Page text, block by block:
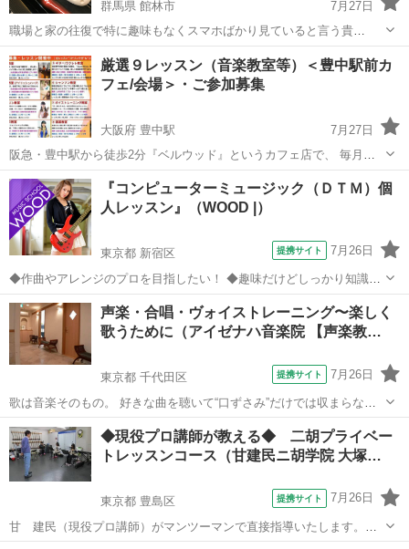
群馬県 館林市
7月27日
職場と家の往復で特に趣味もなくスマホばかり見ていると言う貴
方！！ 腹式呼吸を使うので内蔵機能もUPし健康維持、認知症予防に
も！！ オカリナの音色に癒されながらストレス発散、リフレッシュし
ませんか？ 個人レッスンである程度...
群馬 館林市 その他
厳選９レッスン（音楽教室等）＜豊中駅前カ
フェ/会場＞・ご参加募集
大阪府 豊中駅
7月27日
阪急・豊中駅から徒歩2分『ベルウッド』というカフェ店で、 毎月、
有名講師による「音楽教室」等を開催しております。 全て、年会費や
入会金が不要な一回限りでも参加可能です。 リーズナブルに受講可能
な上、1ドリンク付レッスン...
大阪 豊中市 豊中駅 その他
『コンピューターミュージック（ＤＴＭ）個
人レッスン』（WOOD |）
東京都 新宿区 提携サイト 7月26日
◆作曲やアレンジのプロを目指したい！ ◆趣味だけどしっかり知識を
付けたい! ◆音楽クリエイターに興味がある！ ◆楽器が弾けないけど
コンピューターミュージックならできそう！ ◆カラオケやデモ音源を
作りたい！ ◆ＰＣもソフトもあ...
東京 新宿区 その他
声楽・合唱・ヴォイストレーニング〜楽しく
歌うために（アイゼナハ音楽院 【声楽教…
東京都 千代田区 提携サイト 7月26日
歌は音楽そのもの。 好きな曲を聴いて“口ずさみ”だけでは収まらなく
なった時、皆さんは歌ったり楽器を演奏する衝動に駆られませんか？
もちろん、素敵なアリアや合唱を聴いて歌そのものに魅力を感じたな
らもうすでにあなたは主役の準...
東京 千代田区 その他
◆現役プロ講師が教える◆ 二胡プライベー
トレッスンコース（甘建民ニ胡学院 大塚…
東京都 豊島区 提携サイト 7月26日
甘 建民（現役プロ講師）がマンツーマンで直接指導いたします。ま
た、上達のスピードは格段と違い、自分でも実感できます。二胡を上